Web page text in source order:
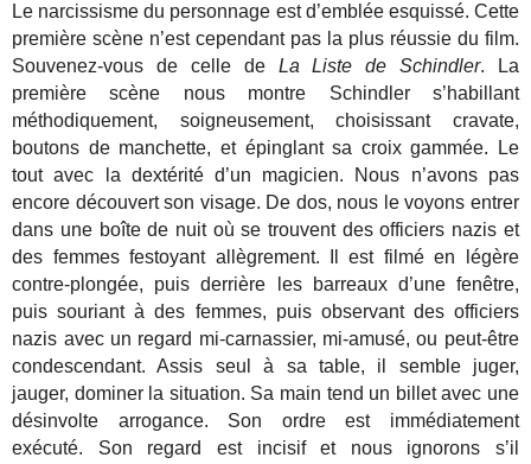
Le narcissisme du personnage est d’emblée esquissé. Cette
première scène n’est cependant pas la plus réussie du film.
Souvenez-vous de celle de La Liste de Schindler. La
première scène nous montre Schindler s’habillant
méthodiquement, soigneusement, choisissant cravate,
boutons de manchette, et épinglant sa croix gammée. Le
tout avec la dextérité d’un magicien. Nous n’avons pas
encore découvert son visage. De dos, nous le voyons entrer
dans une boîte de nuit où se trouvent des officiers nazis et
des femmes festoyant allègrement. Il est filmé en légère
contre-plongée, puis derrière les barreaux d’une fenêtre,
puis souriant à des femmes, puis observant des officiers
nazis avec un regard mi-carnassier, mi-amusé, ou peut-être
condescendant. Assis seul à sa table, il semble juger,
jauger, dominer la situation. Sa main tend un billet avec une
désinvolte arrogance. Son ordre est immédiatement
exécuté. Son regard est incisif et nous ignorons s’il